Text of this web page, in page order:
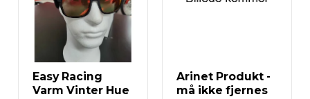
Easy Racing
Varm Vinter Hue
Arinet Produkt -
må ikke fjernes